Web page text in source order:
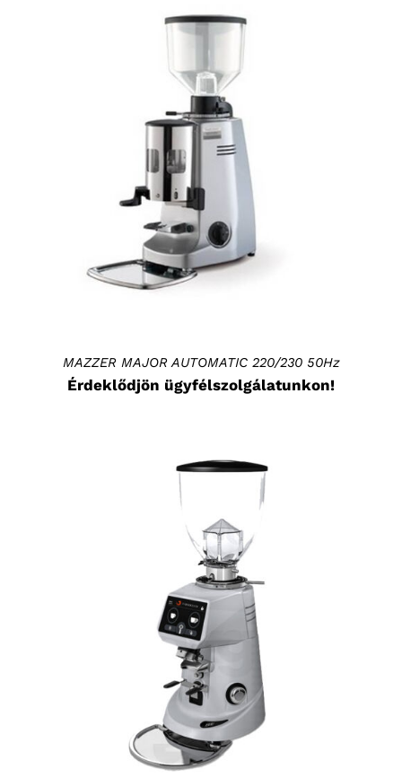
RÉSZLETEK
MAZZER MAJOR AUTOMATIC 220/230 50Hz
Érdeklődjön ügyfélszolgálatunkon!
KOSÁRBA TESZEM RÉSZLETEK